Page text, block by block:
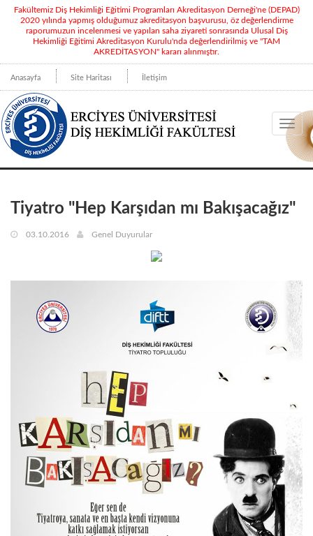
Fakültemiz Diş Hekimliği Eğitimi Programları Akreditasyon Derneği'ne (DEPAD)
2020 yılında yapmış olduğumuz akreditasyon başvurusu, öz değerlendirme
raporumuzun incelenmesi ve yapılan saha ziyareti sonrasında Ulusal Diş
Hekimliği Eğitimi Akreditasyon Kurulu'nda değerlendirilmiş ve "TAM
AKREDİTASYON" kararı alınmıştır.
Anasayfa Site Haritası İletişim
Tiyatro "Hep Karşıdan mı Bakışacağız"
03.10.2016 Genel Duyurular